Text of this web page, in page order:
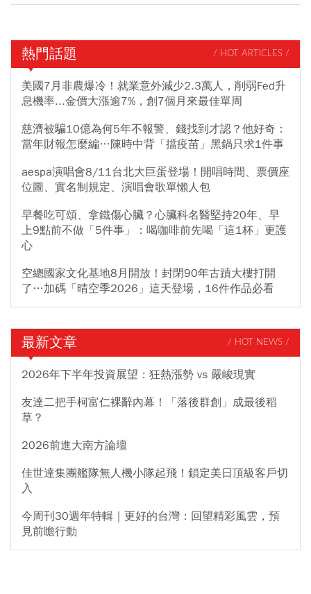
熱門話題 / HOT ARTICLES /
美國7月非農爆冷！就業意外減少2.3萬人，削弱Fed升
息機率...金價大漲逾7%，創7個月來最佳單周
慈濟被騙10億為何5年不報警、錢找到才認？他好奇：
當年財報怎麼編…陳時中背「擋疫苗」黑鍋只求1件事
aespa演唱會8/11台北大巨蛋登場！開唱時間、票價座
位圖、實名制規定、演唱會歌單懶人包
早餐吃可頌、拿鐵傷心臟？心臟科名醫堅持20年、早
上9點前不做「5件事」：喝咖啡前先喝「這1杯」更護
心
空總國家文化基地8月開放！封閉90年古蹟大樓打開
了…加碼「晴空季2026」這天登場，16件作品必看
最新文章 / HOT NEWS /
2026年下半年投資展望：狂熱漲勢 vs 嚴峻現實
友達二把手柯富仁裸辭內幕！「落後群創」成最後稻
草？
2026前進大南方論壇
佳世達集團艦隊無人機小隊起飛！鎖定美日頂級客戶切
入
今周刊30週年特輯｜更好的台灣：回望精彩風雲，預
見前瞻行動